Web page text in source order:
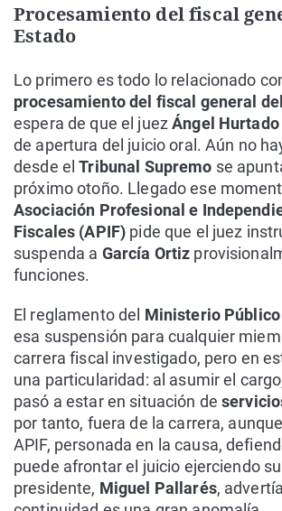
Procesamiento del fiscal
Estado
Lo primero es todo lo relacionado
procesamiento del fiscal general
espera de que el juezÁngel Hurtado
de apertura del juicio oral. Aún no
desde elTribunal Supremo se
próximo otoño. Llegado ese
Asociación Profesional e
Fiscales (APIF) pide que el juez
suspenda a García Ortiz
funciones.
El reglamento del Ministerio Público
esa suspensión para cualquier
carrera fiscal investigado, pero en
una particularidad: al asumir el
pasó a estar en situación de
por tanto, fuera de la carrera,
APIF, personada en la causa,
puede afrontar el juicio ejerciendo
presidente, Miguel Pallarés,